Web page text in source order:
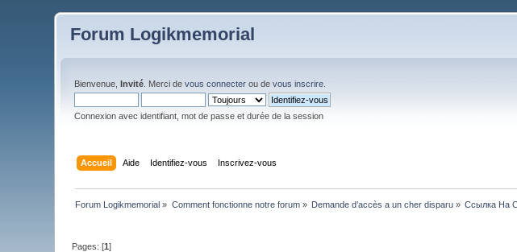
Forum Logikmemorial
Bienvenue,Invité . Merci devous connecter ou devous inscrire
Connexion avec identifiant, mot de passe et durée de la session
Accueil Aide Identifiez-vous Inscrivez-vous
Forum Logikmemorial » Comment fonctionne notre forum» Demande d’accès a un cher disparu » Ссылка На
Pages: [1]